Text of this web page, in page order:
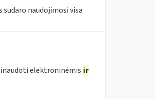
naudojimosi visa
elektroninėmis ir